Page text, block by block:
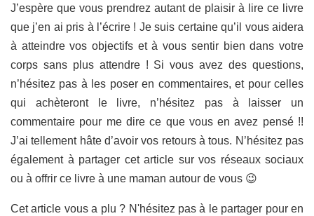
J’espère que vous prendrez autant de plaisir à lire ce livre
que j’en ai pris à l’écrire ! Je suis certaine qu’il vous aidera
à atteindre vos objectifs et à vous sentir bien dans votre
corps sans plus attendre ! Si vous avez des questions,
n’hésitez pas à les poser en commentaires, et pour celles
qui achèteront le livre, n’hésitez pas à laisser un
commentaire pour me dire ce que vous en avez pensé !!
J’ai tellement hâte d’avoir vos retours à tous. N’hésitez pas
également à partager cet article sur vos réseaux sociaux
ou à offrir ce livre à une maman autour de vous 😉
Cet article vous a plu ? N'hésitez pas à le partager pour en